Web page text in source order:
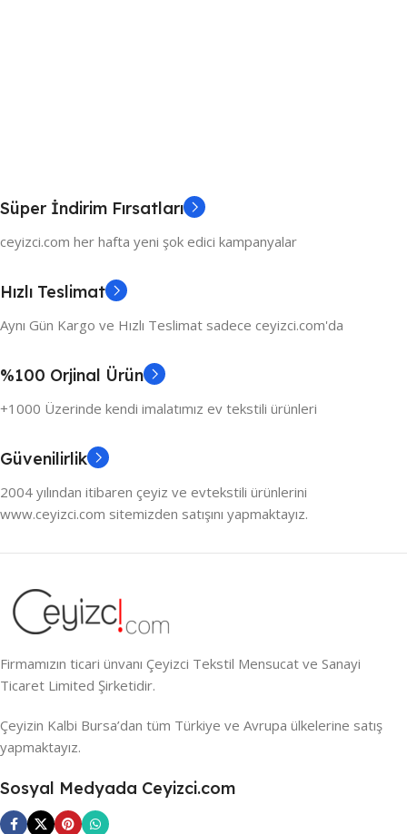
Süper İndirim Fırsatları
ceyizci.com her hafta yeni şok edici kampanyalar
Hızlı Teslimat
Aynı Gün Kargo ve Hızlı Teslimat sadece ceyizci.com'da
%100 Orjinal Ürün
+1000 Üzerinde kendi imalatımız ev tekstili ürünleri
Güvenilirlik
2004 yılından itibaren çeyiz ve evtekstili ürünlerini
www.ceyizci.com sitemizden satışını yapmaktayız.
Firmamızın ticari ünvanı Çeyizci Tekstil Mensucat ve Sanayi
Ticaret Limited Şirketidir.
Çeyizin Kalbi Bursa’dan tüm Türkiye ve Avrupa ülkelerine satış
yapmaktayız.
Sosyal Medyada Ceyizci.com